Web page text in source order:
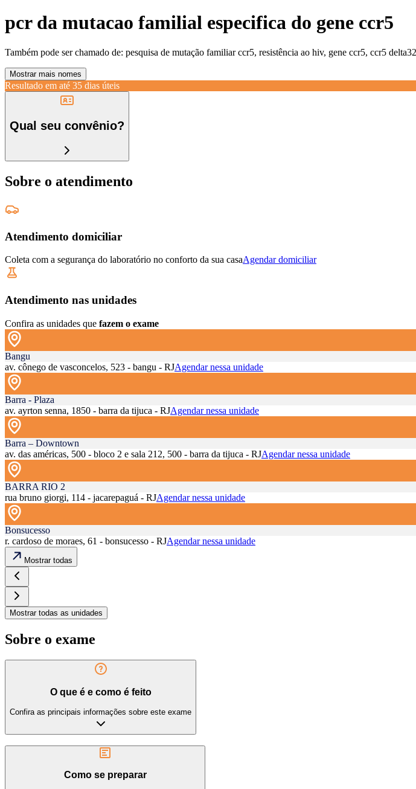
pcr da mutacao familial especifica do gene ccr5
Também pode ser chamado de: pesquisa de mutação familiar ccr5, resistência ao hiv, gene ccr5, ccr5
Mostrar mais nomes
Resultado em até 35 dias úteis
Qual seu convênio?
Sobre o atendimento
Atendimento domiciliar
Coleta com a segurança do laboratório no conforto da sua casaAgendar domiciliar
Atendimento nas unidades
Confira as unidades que fazem o exame
Bangu
av. cônego de vasconcelos, 523 - bangu - RJAgendar nessa unidade
Barra - Plaza
av. ayrton senna, 1850 - barra da tijuca - RJAgendar nessa unidade
Barra – Downtown
av. das américas, 500 - bloco 2 e sala 212, 500 - barra da tijuca - RJAgendar nessa unidade
BARRA RIO 2
rua bruno giorgi, 114 - jacarepaguá - RJAgendar nessa unidade
Bonsucesso
r. cardoso de moraes, 61 - bonsucesso - RJAgendar nessa unidade
Mostrar todas
Mostrar todas as unidades
Sobre o exame
O que é e como é feito
Confira as principais informações sobre este exame
Como se preparar